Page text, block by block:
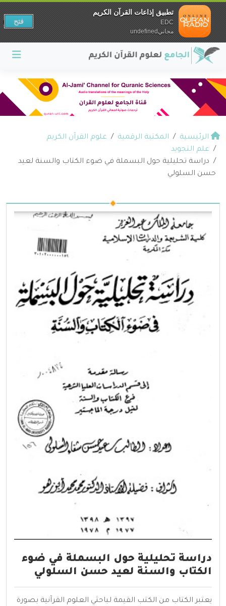
الرئيسية المكتبة الرقمية
علوم القرآن الكريم
علم التجويد
دراسة تحليلية حول البسملة في ضوء الكتاب والسنة لعيد
حسن السلولي
دراسة تحليلية حول البسملة في ضوء
الكتاب والسنة لعيد حسن السلولي
يعتبر الكتاب من الكتب القيمة لباحثي العلوم القرآنية بصورة
تطبيق إذاعات القرآن الكريم
EDC
مجانيundefined
فتح